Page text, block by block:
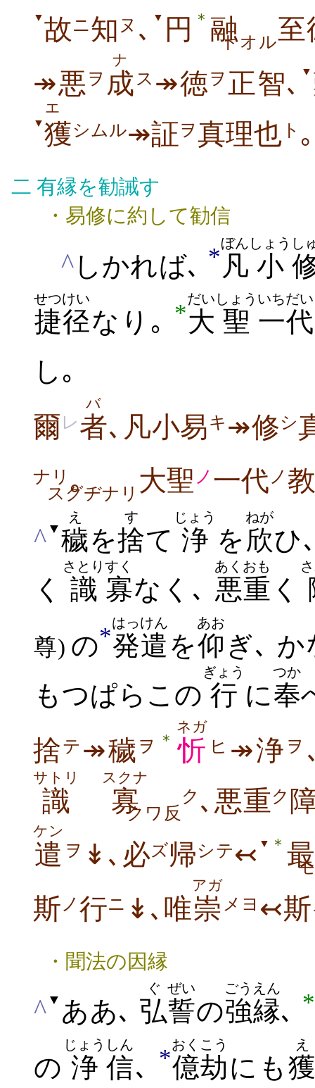
▼故ニ知 ヌ ､ ▼ 円 ＊ 融
トオル至
↠悪 ヲ 成
ナ
ス ↠徳ヲ 正智､ ▼
▼獲
エ
シムル↠証ヲ真理也 ト ｡
二 有縁を勧誡す
・易修に約して勧信
^しかれば､ * 凡
ぼん
小
しょう し
捷径
せつけい
なり ｡ *大
だい
聖
しょう
一代
いちだい
し｡
爾 レ者
バ
､凡小易キ ↠修シ
ナリ ｡
スグヂナリ 大聖 ノ 一代 ノ
^ ▼穢
え
を捨
す
て 浄
じょう
を 欣
ねが
ひ
く
識
さとり
寡
すく
なく､ 悪
あく
重
おも
く
尊) の*発遣
はっけん
を仰
あお
ぎ､ か
もつぱらこの 行
ぎょう
に奉
つか
捨テ ↠穢 ヲ ＊ 忻
ネガ
ヒ ↠浄 ヲ
識
サトリ
寡
スクナ
クワ反
ク ､悪重ク
遣
ケン
ヲ ↡､必ズ帰シテ↢ ▼ ＊
斯 ノ 行ニ ↡､唯崇
アガ
メヨ ↢斯
・聞法の因縁
^ ▼ ああ､ 弘
ぐ
誓
ぜい
の強縁
ごうえん
､ *
の 浄
じょう
信
しん
､ *億劫
おくこう
にも 獲
え